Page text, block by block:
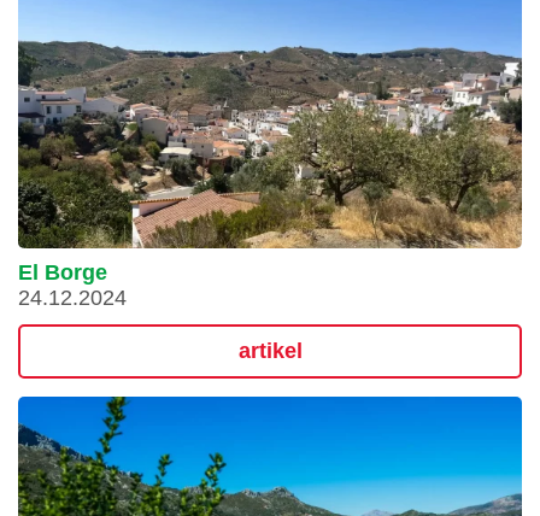
El Borge
24.12.2024
artikel